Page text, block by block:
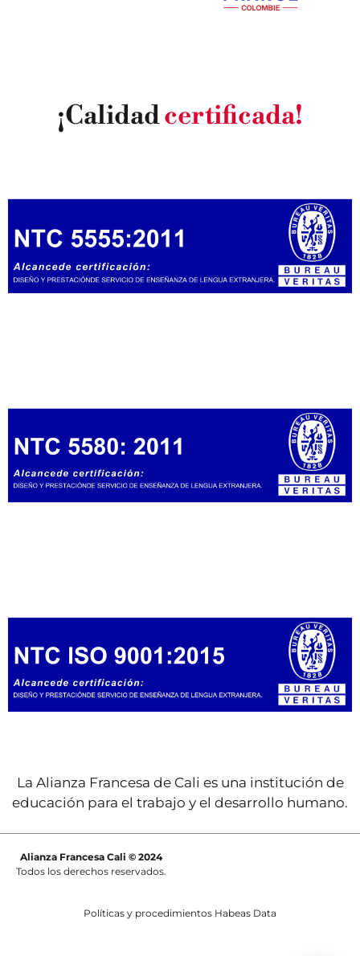
¡Calidadcertificada!
La Alianza Francesa de Cali es una institución de
educación para el trabajo y el desarrollo humano.
Alianza Francesa Cali © 2024
Todos los derechos reservados.
Políticas y procedimientos Habeas Data